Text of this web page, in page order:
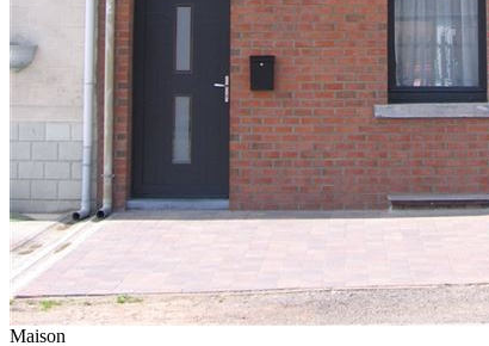
Maison